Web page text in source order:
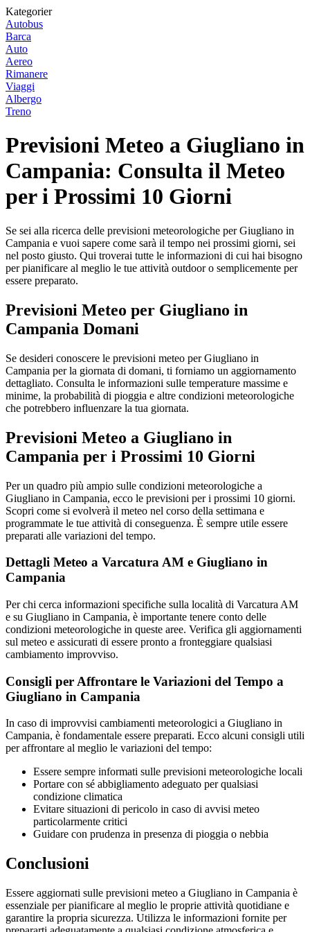
Kategorier
Autobus
Barca
Auto
Aereo
Rimanere
Viaggi
Albergo
Treno
Previsioni Meteo a Giugliano in
Campania: Consulta il Meteo
per i Prossimi 10 Giorni
Se sei alla ricerca delle previsioni meteorologiche per Giugliano in
Campania e vuoi sapere come sarà il tempo nei prossimi giorni, sei
nel posto giusto. Qui troverai tutte le informazioni di cui hai bisogno
per pianificare al meglio le tue attività outdoor o semplicemente per
essere preparato.
Previsioni Meteo per Giugliano in
Campania Domani
Se desideri conoscere le previsioni meteo per Giugliano in
Campania per la giornata di domani, ti forniamo un aggiornamento
dettagliato. Consulta le informazioni sulle temperature massime e
minime, la probabilità di pioggia e altre condizioni meteorologiche
che potrebbero influenzare la tua giornata.
Previsioni Meteo a Giugliano in
Campania per i Prossimi 10 Giorni
Per un quadro più ampio sulle condizioni meteorologiche a
Giugliano in Campania, ecco le previsioni per i prossimi 10 giorni.
Scopri come si evolverà il meteo nel corso della settimana e
programmate le tue attività di conseguenza. È sempre utile essere
preparati alle variazioni del tempo.
Dettagli Meteo a Varcatura AM e Giugliano in
Campania
Per chi cerca informazioni specifiche sulla località di Varcatura AM
e su Giugliano in Campania, è importante tenere conto delle
condizioni meteorologiche in queste aree. Verifica gli aggiornamenti
sul meteo e assicurati di essere pronto a fronteggiare qualsiasi
cambiamento improvviso.
Consigli per Affrontare le Variazioni del Tempo a
Giugliano in Campania
In caso di improvvisi cambiamenti meteorologici a Giugliano in
Campania, è fondamentale essere preparati. Ecco alcuni consigli utili
per affrontare al meglio le variazioni del tempo:
Essere sempre informati sulle previsioni meteorologiche locali
Portare con sé abbigliamento adeguato per qualsiasi
condizione climatica
Evitare situazioni di pericolo in caso di avvisi meteo
particolarmente critici
Guidare con prudenza in presenza di pioggia o nebbia
Conclusioni
Essere aggiornati sulle previsioni meteo a Giugliano in Campania è
essenziale per pianificare al meglio le proprie attività quotidiane e
garantire la propria sicurezza. Utilizza le informazioni fornite per